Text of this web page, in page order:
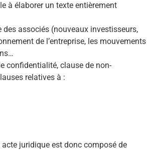
à élaborer un texte entièrement
associés (nouveaux investisseurs,
de l’entreprise, les mouvements
confidentialité, clause de non-
relatives à :
juridique est donc composé de